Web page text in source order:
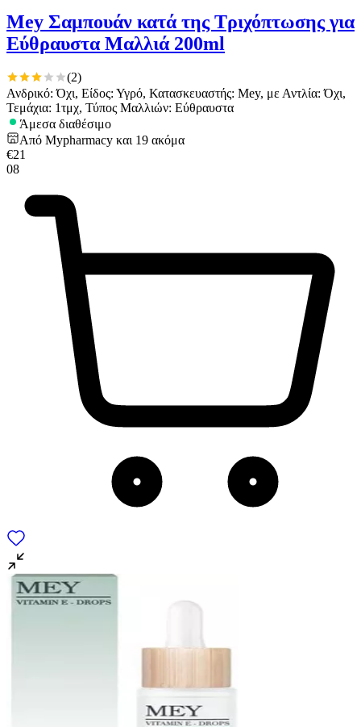
Mey Σαμπουάν κατά της Τριχόπτωσης για
Εύθραυστα Μαλλιά 200ml
(2)
Ανδρικό: Όχι, Είδος: Υγρό, Κατασκευαστής: Mey, με Αντλία: Όχι,
Τεμάχια: 1τμχ, Τύπος Μαλλιών: Εύθραυστα
Άμεσα διαθέσιμο
Από Mypharmacy και 19 ακόμα
€21
08